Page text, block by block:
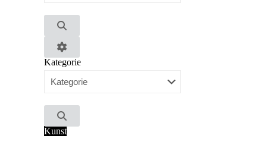
Suchen
Advanced
Filters
Kategorie
Suchen
Kunst